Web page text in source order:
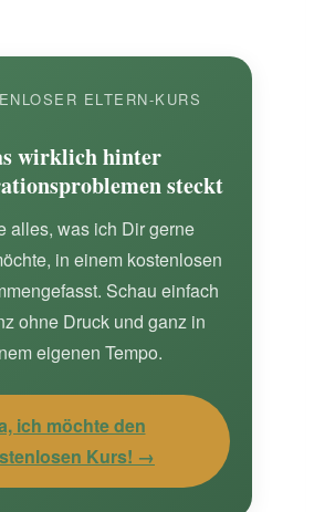
ELTERN-KURS
wirklich hinter
steckt
alles, was ich Dir gerne
in einem kostenlosen
Schau einfach
ohne Druck und ganz in
eigenen Tempo.
ich möchte den
Kurs! →